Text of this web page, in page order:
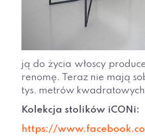
ją do życia włoscy
renomę. Teraz nie mają
tys. metrów
Kolekcja stolików iCONi:
https://